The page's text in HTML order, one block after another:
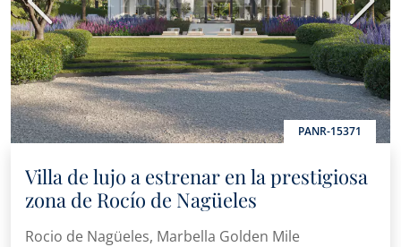
PANR-15371
Anterior
Villa de lujo a estrenar en la prestigiosa
zona de Rocío de Nagüeles
Rocio de Nagüeles, Marbella Golden Mile